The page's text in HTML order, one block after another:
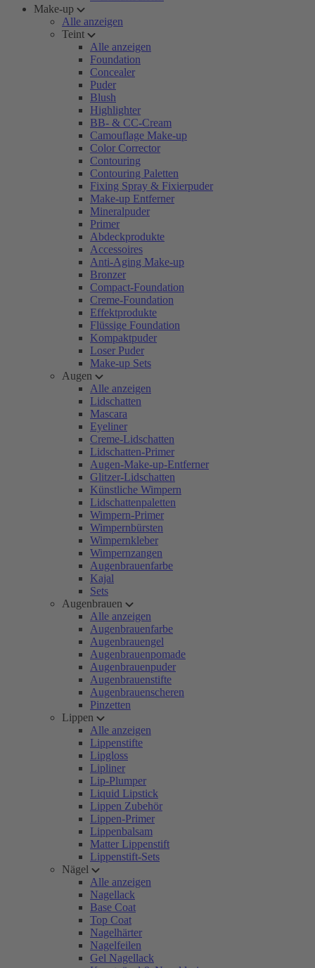
Make-up
Alle anzeigen
Teint
Alle anzeigen
Foundation
Concealer
Puder
Blush
Highlighter
BB- & CC-Cream
Camouflage Make-up
Color Corrector
Contouring
Contouring Paletten
Fixing Spray & Fixierpuder
Make-up Entferner
Mineralpuder
Primer
Abdeckprodukte
Accessoires
Anti-Aging Make-up
Bronzer
Compact-Foundation
Creme-Foundation
Effektprodukte
Flüssige Foundation
Kompaktpuder
Loser Puder
Make-up Sets
Augen
Alle anzeigen
Lidschatten
Mascara
Eyeliner
Creme-Lidschatten
Lidschatten-Primer
Augen-Make-up-Entferner
Glitzer-Lidschatten
Künstliche Wimpern
Lidschattenpaletten
Wimpern-Primer
Wimpernbürsten
Wimpernkleber
Wimpernzangen
Augenbrauenfarbe
Kajal
Sets
Augenbrauen
Alle anzeigen
Augenbrauenfarbe
Augenbrauengel
Augenbrauenpomade
Augenbrauenpuder
Augenbrauenstifte
Augenbrauenscheren
Pinzetten
Lippen
Alle anzeigen
Lippenstifte
Lipgloss
Lipliner
Lip-Plumper
Liquid Lipstick
Lippen Zubehör
Lippen-Primer
Lippenbalsam
Matter Lippenstift
Lippenstift-Sets
Nägel
Alle anzeigen
Nagellack
Base Coat
Top Coat
Nagelhärter
Nagelfeilen
Gel Nagellack